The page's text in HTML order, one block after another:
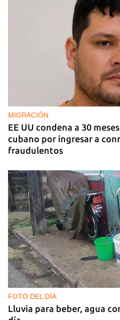
MIGRACIÓN
EE UU condena a 30
cubano por ingresar a
fraudulentos
FOTO DEL DÍA
Lluvia para beber, agua